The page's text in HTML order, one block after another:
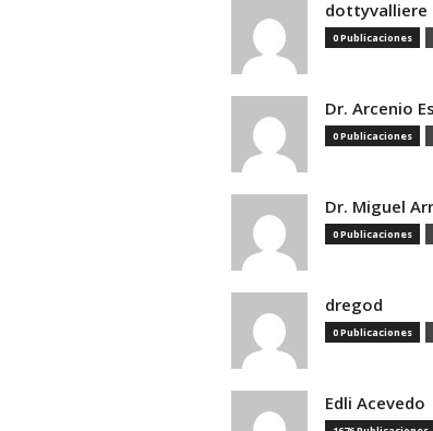
dottyvalliere
0 Publicaciones
Dr. Arcenio
0 Publicaciones
Dr. Miguel
0 Publicaciones
dregod
0 Publicaciones
Edli Acevedo